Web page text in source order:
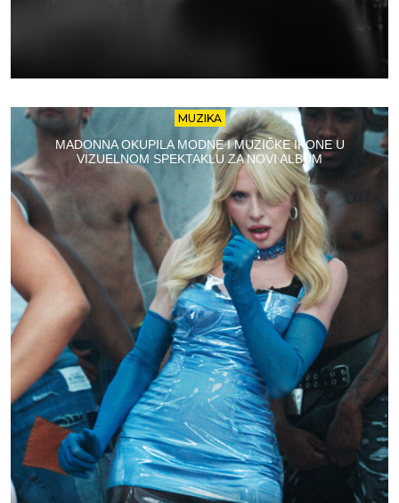
MUZIKA
MADONNA OKUPILA MODNE I MUZIČKE IKONE U
VIZUELNOM SPEKTAKLU ZA NOVI ALBUM